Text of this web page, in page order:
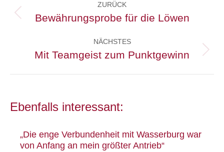
ZURÜCK
Vorheriger
Bewährungsprobe für die Löwen
NÄCHSTES
Nächster
Mit Teamgeist zum Punktgewinn
Ebenfalls interessant:
„Die enge Verbundenheit mit Wasserburg war
von Anfang an mein größter Antrieb“